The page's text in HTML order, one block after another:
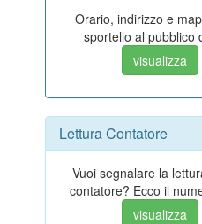
Orario, indirizzo e
sportello al pubblico
visualizza
Lettura Contatore
Vuoi segnalare la
contatore? Ecco il
visualizza